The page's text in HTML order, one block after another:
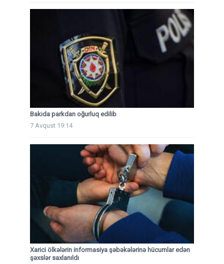
Bakıda parkdan oğurluq edilib
7 Avqust 19:14
Xarici ölkələrin informasiya şəbəkələrinə hücumlar edən
şəxslər saxlanıldı